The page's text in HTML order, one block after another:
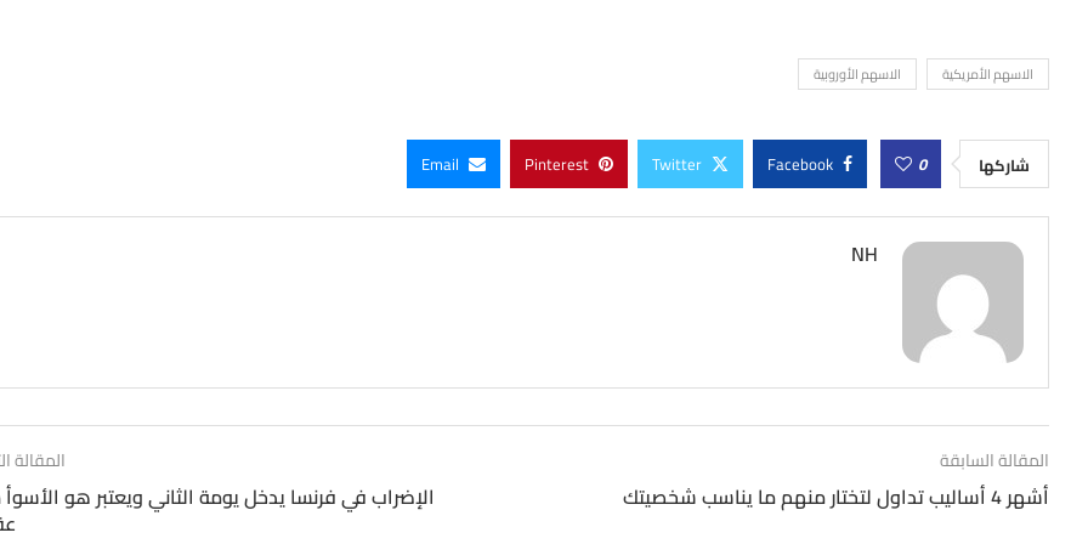
الاسهم الأمريكية الاسهم الأوروبية
شاركها 0
Facebook
Twitter
Pinterest
Email
NH
المقالة السابقة
أشهر 4 أساليب تداول لتختار منهم ما يناسب شخصيتك
المقالة
الإضراب في فرنسا يدخل يومة الثاني ويعتبر هو